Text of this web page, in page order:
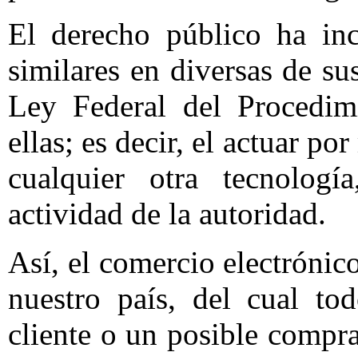
El derecho público ha
similares en diversas de
Ley Federal del
ellas; es decir, el actuar
cualquier otra
actividad de la autoridad.
Así, el comercio
nuestro país, del cual
cliente o un posible